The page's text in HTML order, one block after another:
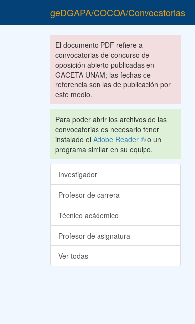
geDGAPA/COCOA/Convocatorias
El documento PDF refiere a
convocatorias de concurso de
oposición abierto publicadas en
GACETA UNAM; las fechas de
referencia son las de publicación por
este medio.
Para poder abrir los archivos de las
convocatorias es necesario tener
instalado el Adobe Reader ® o un
programa similar en su equipo.
Investigador
Profesor de carrera
Técnico acádemico
Profesor de asignatura
Ver todas